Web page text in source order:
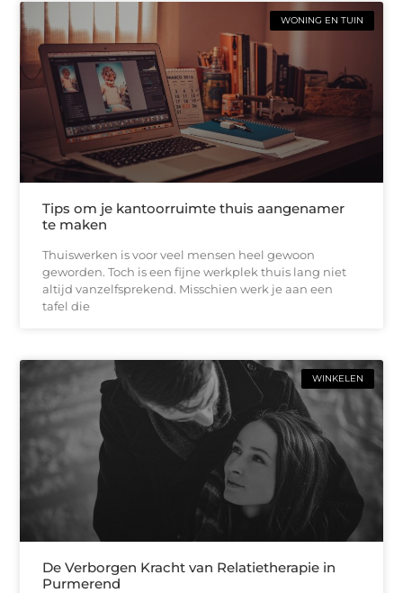
WONING EN TUIN
Tips om je kantoorruimte thuis aangenamer
te maken
Thuiswerken is voor veel mensen heel gewoon
geworden. Toch is een fijne werkplek thuis lang niet
altijd vanzelfsprekend. Misschien werk je aan een
tafel die
WINKELEN
De Verborgen Kracht van Relatietherapie in
Purmerend